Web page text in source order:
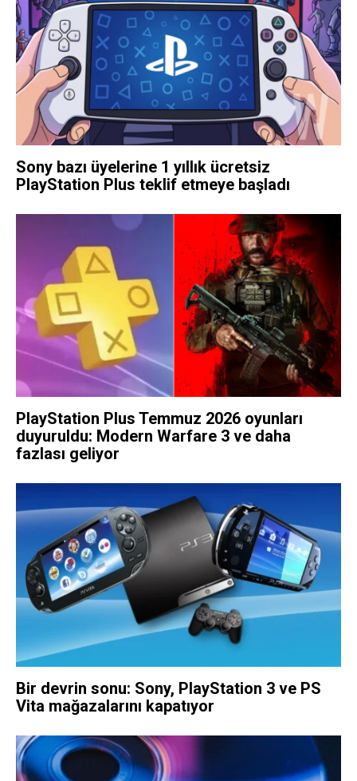
Sony bazı üyelerine 1 yıllık ücretsiz
PlayStation Plus teklif etmeye başladı
PlayStation Plus Temmuz 2026 oyunları
duyuruldu: Modern Warfare 3 ve daha
fazlası geliyor
Bir devrin sonu: Sony, PlayStation 3 ve PS
Vita mağazalarını kapatıyor